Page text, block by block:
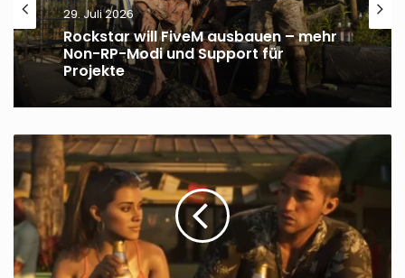
29. Juli 2026
Rockstar will FiveM ausbauen – mehr
Non-RP-Modi und Support für
Projekte
GTA
Online
Event-
Woche
11.
bis
17.
Juni